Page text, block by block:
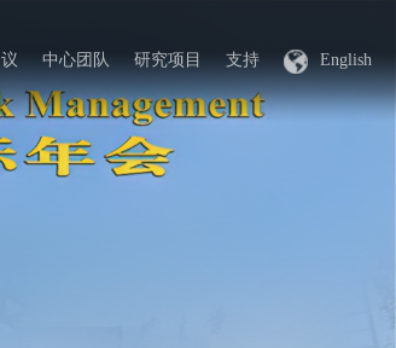
中心团队 研究项目 支持 English